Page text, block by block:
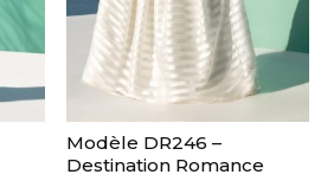
Modèle DR246 –
Destination Romance